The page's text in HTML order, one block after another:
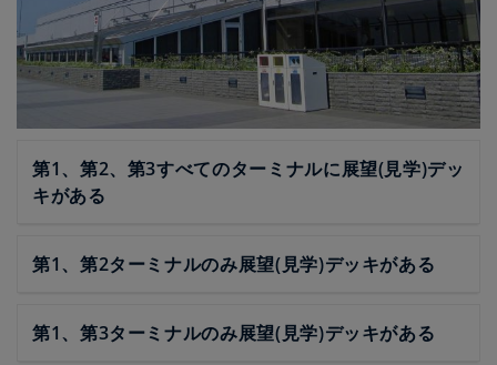
第1、第2、第3すべてのターミナルに展望(見学)デッ
キがある
第1、第2ターミナルのみ展望(見学)デッキがある
第1、第3ターミナルのみ展望(見学)デッキがある